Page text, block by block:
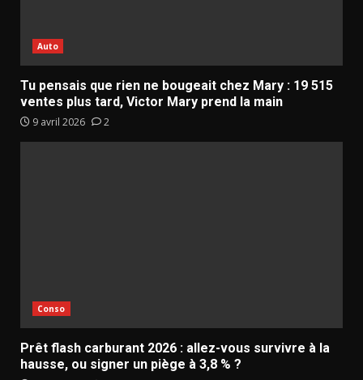
Auto
Tu pensais que rien ne bougeait chez Mary : 19 515
ventes plus tard, Victor Mary prend la main
9 avril 2026 2
Conso
Prêt flash carburant 2026 : allez-vous survivre à la
hausse, ou signer un piège à 3,8 % ?